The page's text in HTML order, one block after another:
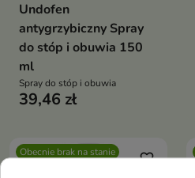
Undofen
antygrzybiczny Spray
do stóp i obuwia 150
ml
Spray do stóp i obuwia
39,46 zł
Obecnie brak na stanie favorite_border